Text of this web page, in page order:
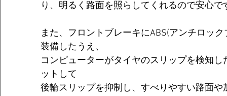
り、明るく路面を照らしてくれるので安心で
また、フロントブレーキにABS(アンチロッ
装備したうえ、
コンピューターがタイヤのスリップを検知
ットして
後輪スリップを抑制し、すべりやすい路面